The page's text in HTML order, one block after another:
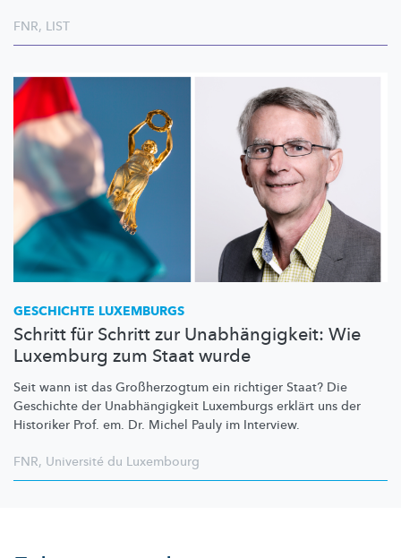
FNR, LIST
GESCHICHTE LUXEMBURGS
Schritt für Schritt zur Unabhängigkeit: Wie
Luxemburg zum Staat wurde
Seit wann ist das Großherzogtum ein richtiger Staat? Die
Geschichte der Unabhängigkeit Luxemburgs erklärt uns der
Historiker Prof. em. Dr. Michel Pauly im Interview.
FNR, Université du Luxembourg